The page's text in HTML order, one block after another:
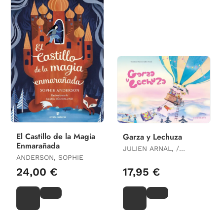
El Castillo de la Magia
Enmarañada
ANDERSON, SOPHIE
24,00 €
Garza y Lechuza
JULIEN ARNAL, /
17,95 €